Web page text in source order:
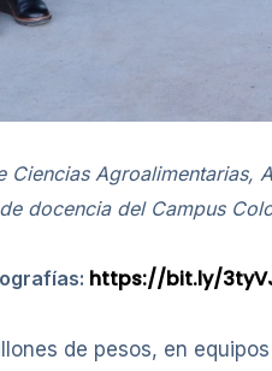
Ciencias Agroalimentarias,
docencia del Campus
https://bit.ly/
de pesos, en